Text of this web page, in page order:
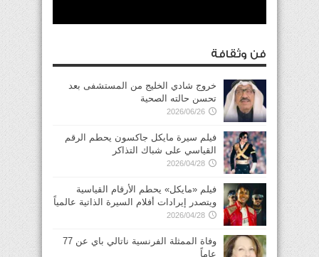
فن وثقافة
خروج شادي الخليج من المستشفى بعد
تحسن حالته الصحية
2026/06/26
فيلم سيرة مايكل جاكسون يحطم الرقم
القياسي على شباك التذاكر
2026/04/28
فيلم «مايكل» يحطم الأرقام القياسية
ويتصدر إيرادات أفلام السيرة الذاتية عالمياً
2026/04/28
وفاة الممثلة الفرنسية ناتالي باي عن 77
عاماً